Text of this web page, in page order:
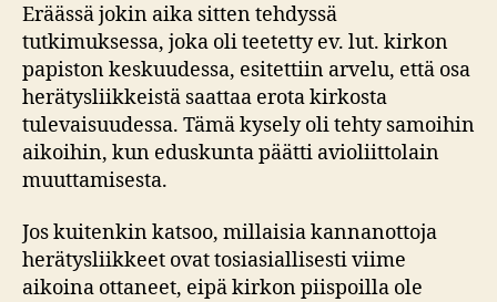
Eräässä jokin aika sitten tehdyssä
tutkimuksessa, joka oli teetetty ev. lut. kirkon
papiston keskuudessa, esitettiin arvelu, että osa
herätysliikkeistä saattaa erota kirkosta
tulevaisuudessa. Tämä kysely oli tehty samoihin
aikoihin, kun eduskunta päätti avioliittolain
muuttamisesta.
Jos kuitenkin katsoo, millaisia kannanottoja
herätysliikkeet ovat tosiasiallisesti viime
aikoina ottaneet, eipä kirkon piispoilla ole